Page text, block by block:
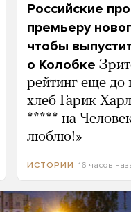
Российские
премьеру
чтобы
о Колобке
рейтинг еще
хлеб Гарик
***** на
люблю!»
ИСТОРИИ 16 часов